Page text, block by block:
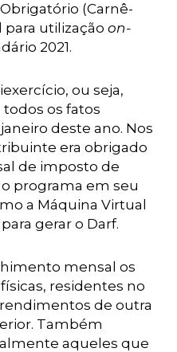
(Carnê-
para utilização on-
2021.
ou seja,
os fatos
deste ano. Nos
era obrigado
de imposto de
programa em seu
a Máquina Virtual
gerar o Darf.
mensal os
residentes no
de outra
Também
aqueles que